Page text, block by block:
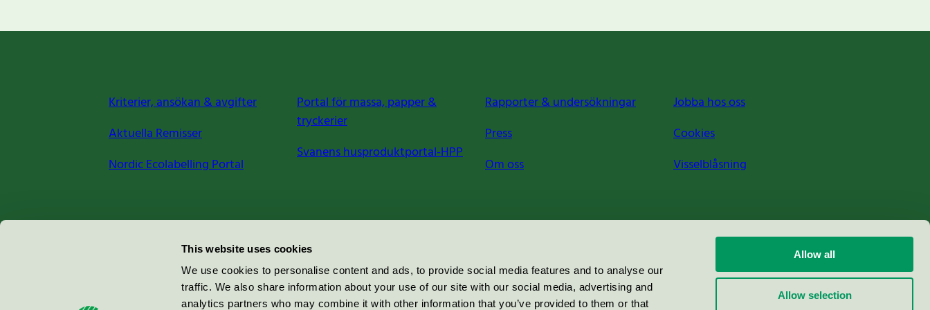
This website uses cookies
We use cookies to personalise content and ads, to provide social media features and to analyse our
traffic. We also share information about your use of our site with our social media, advertising and
analytics partners who may combine it with other information that you’ve provided to them or that
Allow all
Allow selection
Kriterier, ansökan & avgifter
Aktuella Remisser
Nordic Ecolabelling Portal
Portal för massa, papper &
tryckerier
Svanens husproduktportal-HPP
Rapporter & undersökningar
Press
Om oss
Jobba hos oss
Cookies
Visselblåsning
Miljömärkning Sverige AB
100 64